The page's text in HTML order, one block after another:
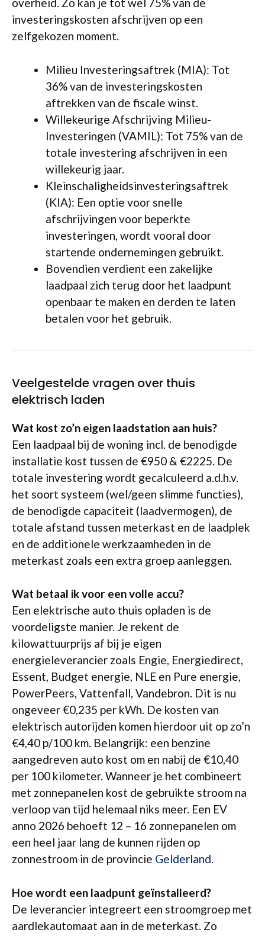
overheid. Zo kan je tot wel 75% van de
investeringskosten afschrijven op een
zelfgekozen moment.
Milieu Investeringsaftrek (MIA): Tot
36% van de investeringskosten
aftrekken van de fiscale winst.
Willekeurige Afschrijving Milieu-
Investeringen (VAMIL): Tot 75% van de
totale investering afschrijven in een
willekeurig jaar.
Kleinschaligheidsinvesteringsaftrek
(KIA): Een optie voor snelle
afschrijvingen voor beperkte
investeringen, wordt vooral door
startende ondernemingen gebruikt.
Bovendien verdient een zakelijke
laadpaal zich terug door het laadpunt
openbaar te maken en derden te laten
betalen voor het gebruik.
Veelgestelde vragen over thuis
elektrisch laden
Wat kost zo’n eigen laadstation aan huis?
Een laadpaal bij de woning incl. de benodigde
installatie kost tussen de €950 & €2225. De
totale investering wordt gecalculeerd a.d.h.v.
het soort systeem (wel/geen slimme functies),
de benodigde capaciteit (laadvermogen), de
totale afstand tussen meterkast en de laadplek
en de additionele werkzaamheden in de
meterkast zoals een extra groep aanleggen.
Wat betaal ik voor een volle accu?
Een elektrische auto thuis opladen is de
voordeligste manier. Je rekent de
kilowattuurprijs af bij je eigen
energieleverancier zoals Engie, Energiedirect,
Essent, Budget energie, NLE en Pure energie,
PowerPeers, Vattenfall, Vandebron. Dit is nu
ongeveer €0,235 per kWh. De kosten van
elektrisch autorijden komen hierdoor uit op zo’n
€4,40 p/100 km. Belangrijk: een benzine
aangedreven auto kost om en nabij de €10,40
per 100 kilometer. Wanneer je het combineert
met zonnepanelen kost de gebruikte stroom na
verloop van tijd helemaal niks meer. Een EV
anno 2026 behoeft 12 – 16 zonnepanelen om
een heel jaar lang de kunnen rijden op
zonnestroom in de provincie Gelderland.
Hoe wordt een laadpunt geïnstalleerd?
De leverancier integreert een stroomgroep met
aardlekautomaat aan in de meterkast. Zo